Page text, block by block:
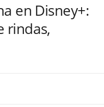
en Disney+:
rindas,